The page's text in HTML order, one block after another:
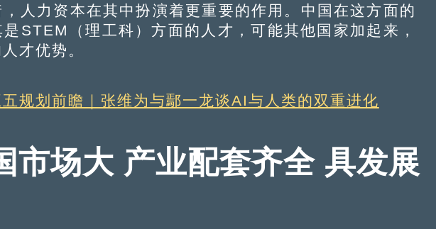
人力资本在其中扮演着更重要的作用。中国在这方面的
STEM（理工科）方面的人才，可能其他国家加起来，
才优势。
规划前瞻｜张维为与鄢一龙谈AI与人类的双重进化
市场大 产业配套齐全 具发展